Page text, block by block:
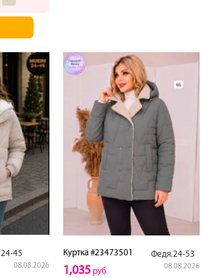
24-45
08.08.2026
Куртка #23473501 Федя.24-53
08.08.2026
1,035 руб